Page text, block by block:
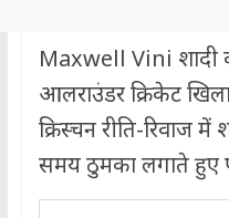
Maxwell Vini शादी
आलराउंडर क्रिकेट
क्रिस्चन रीति-रिवाज
समय ठुमका लगाते हुए